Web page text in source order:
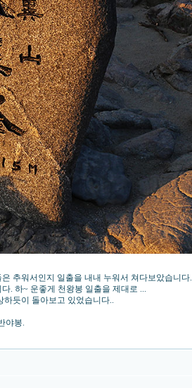
추워서인지 일출을 내내 누워서 쳐다보았습니다.
. 하~ 운좋게 천왕봉 일출을 제대로 ...
듯이 돌아보고 있었습니다..
야봉.